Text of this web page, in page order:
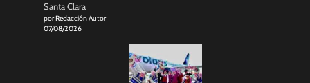
Santa Clara
por Redacción Autor
07/08/2026